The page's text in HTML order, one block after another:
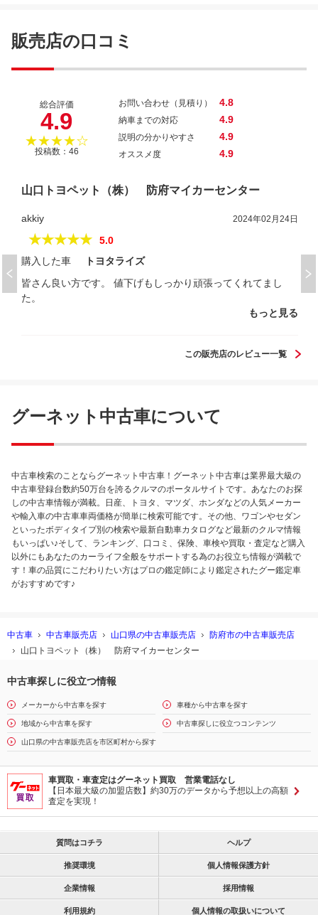
販売店の口コミ
総合評価
4.9
★★★★☆
投稿数：46
お問い合わせ（見積り） 4.8
納車までの対応 4.9
説明の分かりやすさ 4.9
オススメ度 4.9
山口トヨペット（株） 防府マイカーセンター
akkiy 2024年02月24日
★★★★★
5.0
購入した車
トヨタライズ
皆さん良い方です。 値下げもしっかり頑張ってくれてまし
た。
もっと見る
この販売店のレビュー一覧
グーネット中古車について
中古車検索のことならグーネット中古車！グーネット中古車は業界最大級の
中古車登録台数約50万台を誇るクルマのポータルサイトです。あなたのお探
しの中古車情報が満載。日産、トヨタ、マツダ、ホンダなどの人気メーカー
や輸入車の中古車車両価格が簡単に検索可能です。その他、ワゴンやセダン
といったボディタイプ別の検索や最新自動車カタログなど最新のクルマ情報
もいっぱい♪そして、ランキング、口コミ、保険、車検や買取・査定など購入
以外にもあなたのカーライフ全般をサポートする為のお役立ち情報が満載で
す！車の品質にこだわりたい方はプロの鑑定師により鑑定されたグー鑑定車
がおすすめです♪
中古車 中古車販売店 山口県の中古車販売店
防府市の中古車販売店
山口トヨペット（株） 防府マイカーセンター
中古車探しに役立つ情報
メーカーから中古車を探す 車種から中古車を探す
地域から中古車を探す 中古車探しに役立つコンテンツ
山口県の中古車販売店を市区町村から探す
車買取・車査定はグーネット買取 営業電話なし
【日本最大級の加盟店数】約30万のデータから予想以上の高額
査定を実現！
質問はコチラ ヘルプ
推奨環境 個人情報保護方針
企業情報 採用情報
利用規約 個人情報の取扱いについて